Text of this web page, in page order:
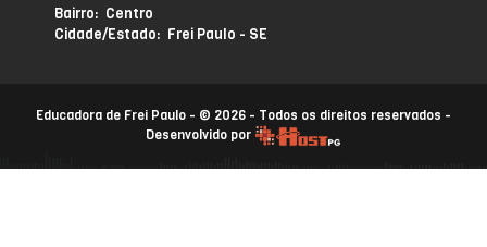
Bairro: Centro
Cidade/Estado: Frei Paulo - SE
Educadora de Frei Paulo - © 2026 - Todos os direitos reservados -
Desenvolvido por